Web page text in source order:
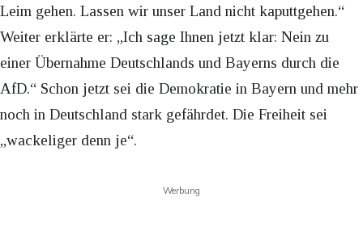
Leim gehen. Lassen wir unser Land nicht kaputtgehen.“
Weiter erklärte er: „Ich sage Ihnen jetzt klar: Nein zu
einer Übernahme Deutschlands und Bayerns durch die
AfD.“ Schon jetzt sei die Demokratie in Bayern und mehr
noch in Deutschland stark gefährdet. Die Freiheit sei
„wackeliger denn je“.
Werbung